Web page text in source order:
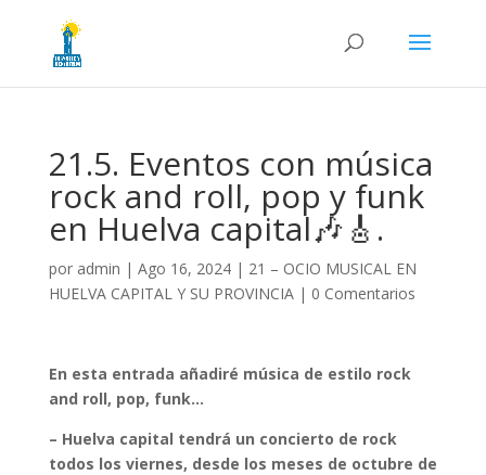
21.5. Eventos con música
rock and roll, pop y funk
en Huelva capital🎶🎸.
por admin | Ago 16, 2024| 21 – OCIO MUSICAL EN
HUELVA CAPITAL Y SU PROVINCIA| 0 Comentarios
En esta entrada añadiré música de estilo rock
and roll, pop, funk…
– Huelva capital tendrá un concierto de rock
todos los viernes, desde los meses de octubre de